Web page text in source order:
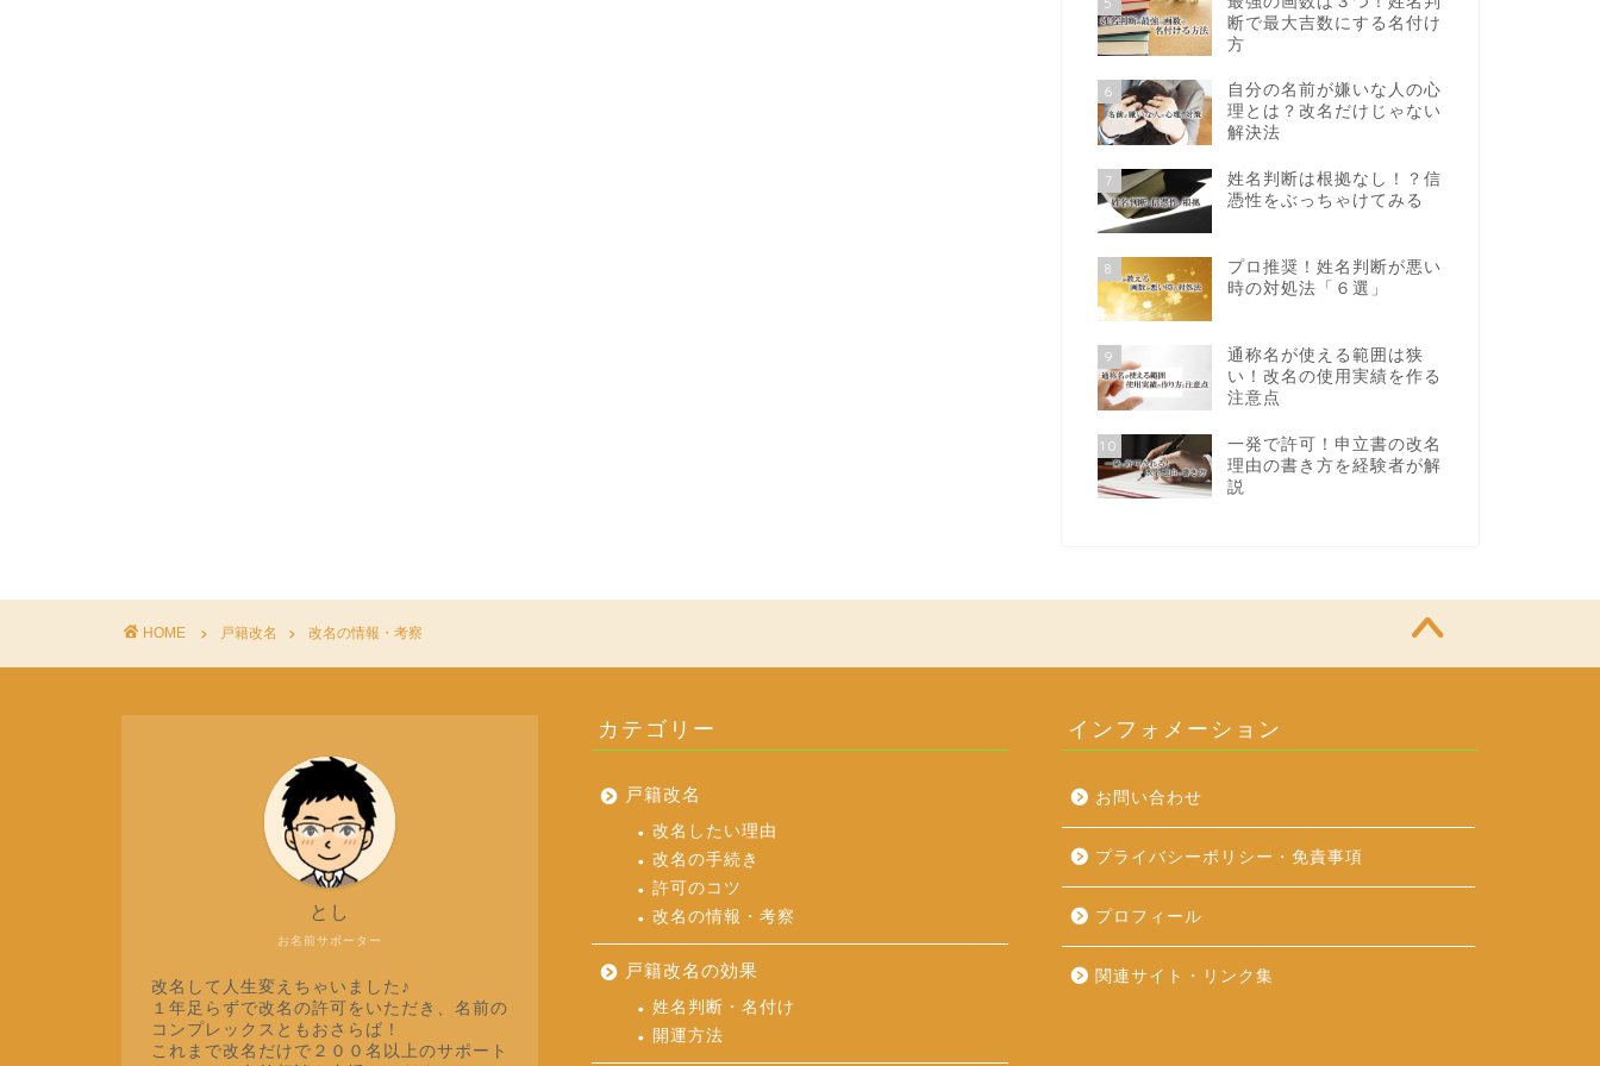
断で最大吉数にする名付け
方
6
自分の名前が嫌いな人の心
理とは？改名だけじゃない
解決法
7
姓名判断は根拠なし！？信
憑性をぶっちゃけてみる
8
プロ推奨！姓名判断が悪い
時の対処法「６選」
9
通称名が使える範囲は狭
い！改名の使用実績を作る
注意点
10
一発で許可！申立書の改名
理由の書き方を経験者が解
説
HOME 戸籍改名 改名の情報・考察
お名前サポーター
とし
改名して人生変えちゃいました♪
１年足らずで改名の許可をいただき、名前の
コンプレックスともおさらば！
これまで改名だけで２００名以上のサポート
カテゴリー
戸籍改名
改名したい理由
改名の手続き
許可のコツ
改名の情報・考察
戸籍改名の効果
姓名判断・名付け
開運方法
インフォメーション
お問い合わせ
プライバシーポリシー・免責事項
プロフィール
関連サイト・リンク集